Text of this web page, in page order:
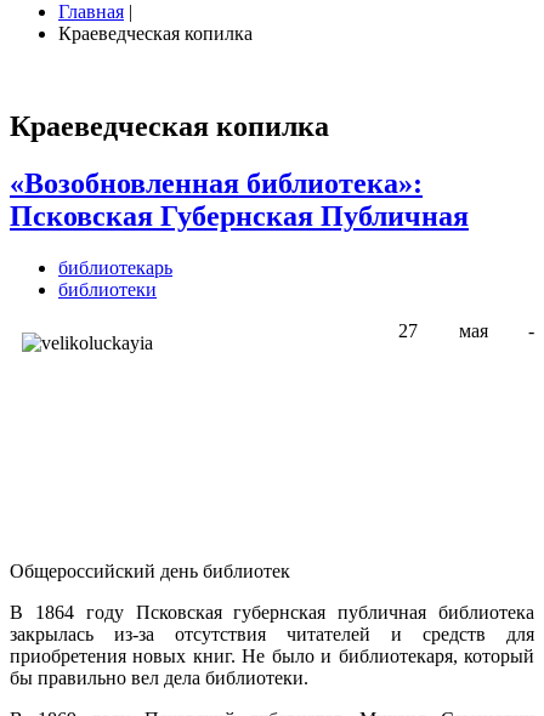
Главная |
Краеведческая копилка
Краеведческая копилка
«Возобновленная библиотека»:
Псковская Губернская Публичная
библиотекарь
библиотеки
27 мая -
Общероссийский день библиотек
В 1864 году Псковская губернская публичная библиотека
закрылась из-за отсутствия читателей и средств для
приобретения новых книг. Не было и библиотекаря, который
бы правильно вел дела библиотеки.